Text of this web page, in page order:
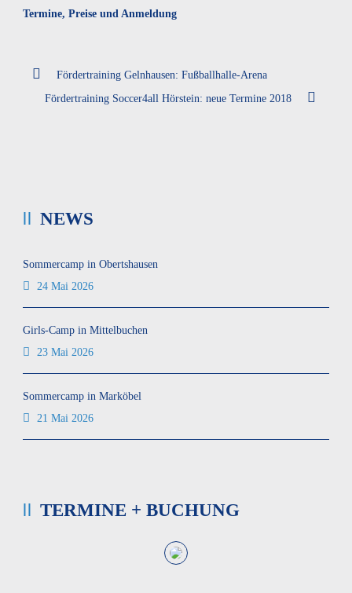
Termine, Preise und Anmeldung
Fördertraining Gelnhausen: Fußballhalle-Arena
Fördertraining Soccer4all Hörstein: neue Termine 2018
NEWS
Sommercamp in Obertshausen
24 Mai 2026
Girls-Camp in Mittelbuchen
23 Mai 2026
Sommercamp in Marköbel
21 Mai 2026
TERMINE + BUCHUNG